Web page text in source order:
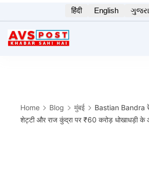
to
content
हिंदी English
Home Blog मुंबई
Bastian Bandra
शेट्टी और राज कुंद्रा पर ₹60 करोड़ धोखाधड़ी के